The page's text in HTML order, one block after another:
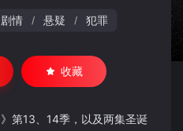
剧情 / 悬疑 / 犯罪
收藏
第13、14季，以及两集圣诞